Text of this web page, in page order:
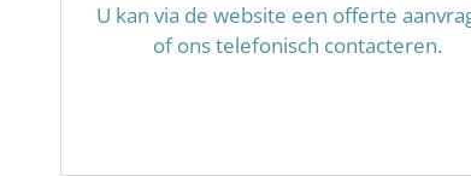
U kan via de website een offerte
of ons telefonisch contacteren.